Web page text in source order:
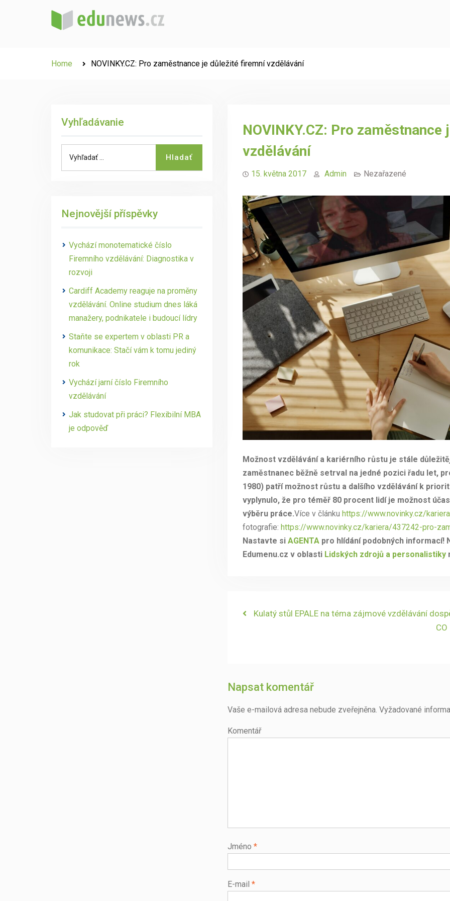
Home NOVINKY.CZ: Pro zaměstnance je důležité firemní vzdělávání
NOVINKY.CZ: Pro
vzdělávání
15. května 2017 Admin Nezařazené
Možnost vzdělávání a kariérního růstu je stále
zaměstnanec běžně setrval na jedné pozici řadu let,
1980) patří možnost růstu a dalšího vzdělávání k
vyplynulo, že pro téměř 80 procent lidí je možnost
výběru práce.Více v článku https://www.novinky.cz/
fotografie: https://www.novinky.cz/kariera/437242-pro-
Nastavte si AGENTA pro hlídání podobných informací!
Edumenu.cz v oblasti Lidských zdrojů a personalistiky
Navigace
Previous
Kulatý stůl EPALE na téma zájmové vzdělávání
Napsat komentář
Vaše e-mailová adresa nebude zveřejněna. Vyžadované
Komentář
Jméno *
E-mail *
Vyhľadávanie
Hladať
Nejnovější příspěvky
Vychází monotematické číslo
Firemního vzdělávání: Diagnostika v
rozvoji
Cardiff Academy reaguje na proměny
vzdělávání. Online studium dnes láká
manažery, podnikatele i budoucí lídry
Staňte se expertem v oblasti PR a
komunikace: Stačí vám k tomu jediný
rok
Vychází jarní číslo Firemního
vzdělávání
Jak studovat při práci? Flexibilní MBA
je odpověď